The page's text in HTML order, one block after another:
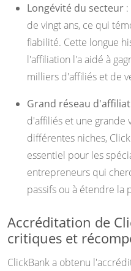
Longévité du secteur
de vingt ans, ce qui
fiabilité. Cette longue
l'affiliation l'a aidé à
milliers d'affiliés et de
Grand réseau
d'affiliés et une grande
différentes niches,
essentiel pour les
entrepreneurs qui
passifs ou à étendre la
Accréditation de
critiques et
ClickBank a obtenu